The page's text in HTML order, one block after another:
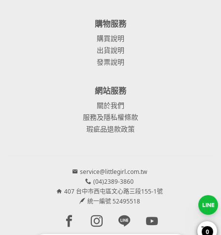
購物服務
購買說明
出貨說明
發票說明
網站服務
關於我們
服務及隱私權條款
瑕疵品退款政策
service@littlegirl.com.tw
(04)2389-3860
407 台中市西屯區文心路三段155-1號
統一編號 52495518
Facebook page
Instagram page
Line pageYoutube page
0